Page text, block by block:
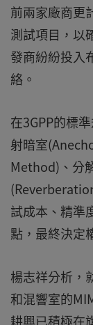
前兩家廠商更
測試項目，以
發商紛紛投入
絡。
在3GPP的標
射暗室
Method)、分
試成本、精準
點，最終決定
楊志祥分析，
和混響室的
耕興已積極在